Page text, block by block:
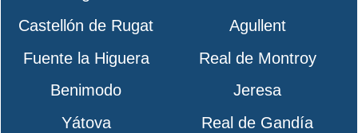
Castellón de Rugat
Agullent
Fuente la Higuera
Real de Montroy
Benimodo
Jeresa
Yátova
Real de Gandía